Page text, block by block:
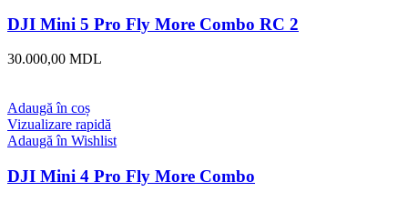
DJI Mini 5 Pro Fly More Combo RC 2
30.000,00 MDL
Adaugă în coș
Vizualizare rapidă
Adaugă în Wishlist
DJI Mini 4 Pro Fly More Combo